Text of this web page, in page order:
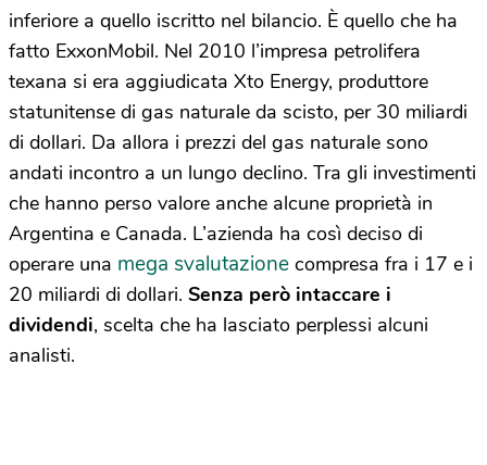
inferiore a quello iscritto nel bilancio. È quello che ha
fatto ExxonMobil. Nel 2010 l’impresa petrolifera
texana si era aggiudicata Xto Energy, produttore
statunitense di gas naturale da scisto, per 30 miliardi
di dollari. Da allora i prezzi del gas naturale sono
andati incontro a un lungo declino. Tra gli investimenti
che hanno perso valore anche alcune proprietà in
Argentina e Canada. L’azienda ha così deciso di
operare una mega svalutazione compresa fra i 17 e i
20 miliardi di dollari. Senza però intaccare i
dividendi, scelta che ha lasciato perplessi alcuni
analisti.